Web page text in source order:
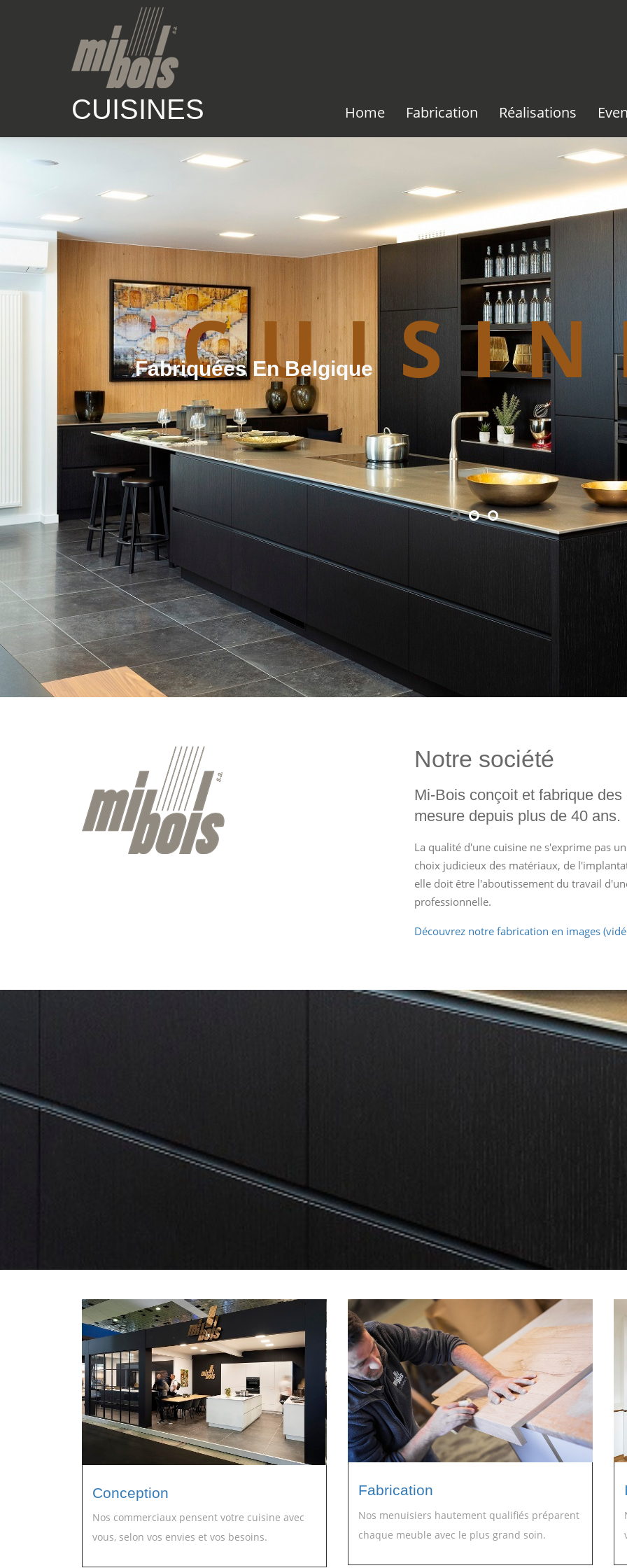
CUISINES Home Fabrication Réalisations
Fabriquées En Belgique
Notre société
Mi-Bois conçoit et fabrique
mesure depuis plus de 40 ans.
La qualité d'une cuisine ne s'exprime pas
choix judicieux des matériaux, de
elle doit être l'aboutissement du travail
professionnelle.
Découvrez notre fabrication en images
Conception
Nos commerciaux pensent votre cuisine avec
vous, selon vos envies et vos besoins.
Fabrication
Nos menuisiers hautement qualifiés préparent
chaque meuble avec le plus grand soin.